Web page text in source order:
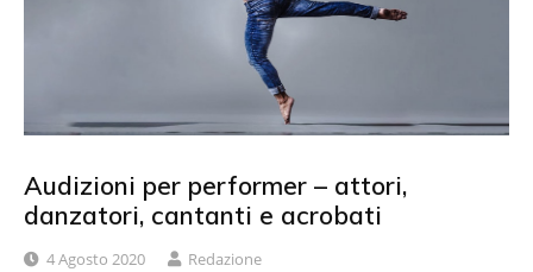
Audizioni per performer – attori,
danzatori, cantanti e acrobati
4 Agosto 2020 Redazione